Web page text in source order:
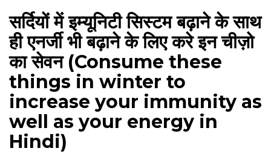
सर्दियों में इम्यूनिटी सिस्टम बढ़ाने के साथ
ही एनर्जी भी बढ़ाने के लिए करे इन चीज़ो
का सेवन (Consume these
things in winter to
increase your immunity as
well as your energy in
Hindi)